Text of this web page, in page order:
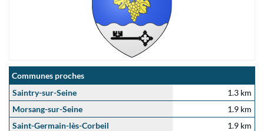
Communes proches
Saintry-sur-Seine
1.3 km
Morsang-sur-Seine
1.9 km
Saint-Germain-lès-Corbeil
1.9 km